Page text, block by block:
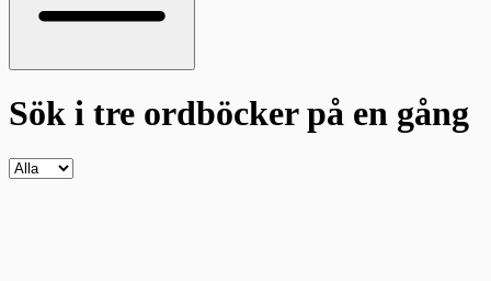
Sök i tre ordböckerpå en gång